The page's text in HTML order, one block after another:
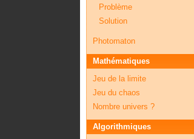
Problème
Solution
Photomaton
Mathématiques
Jeu de la limite
Jeu du chaos
Nombre univers ?
Algorithmiques